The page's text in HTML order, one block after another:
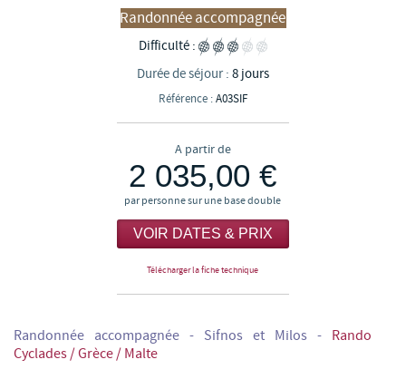
Randonnée accompagnée
Difficulté :
Durée de séjour : 8 jours
Référence :A03SIF
A partir de
2 035,00 €
par personne sur une base double
VOIR DATES & PRIX
Télécharger la fiche technique
Randonnée accompagnée - Sifnos et Milos - Rando
Cyclades / Grèce / Malte